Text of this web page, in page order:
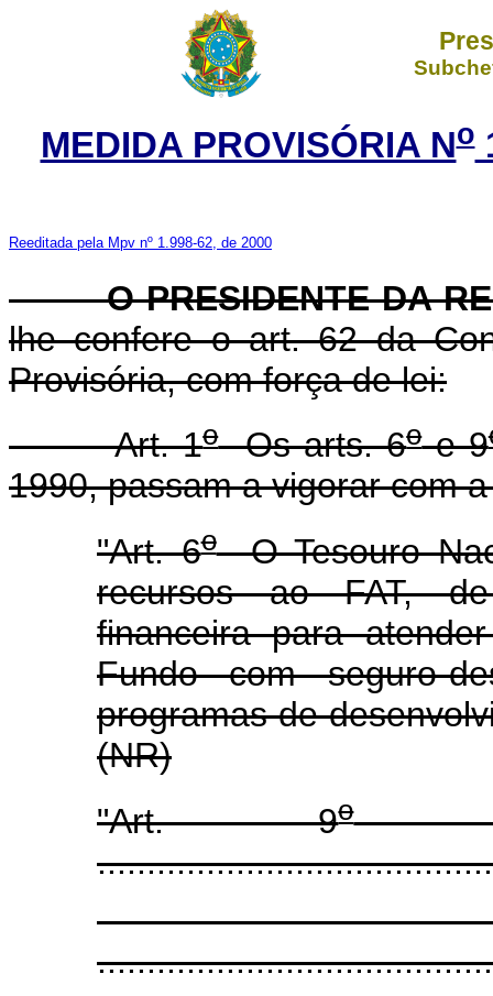
MEDIDA PROVISÓRIA No
Reeditada pela Mpv nº 1.998-62, de 2000
O PRESIDENTE DA
lhe confere o art. 62 da
Provisória, com força de lei:
Art. 1oOs arts. 6oe 9
1990, passam a vigorar com
"Art. 6oO Tesouro
recursos ao FAT,
financeira para
Fundo com seguro-
programas de
(NR)
"Art. 9o